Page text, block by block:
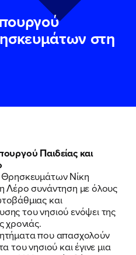
στη
Παιδείας και
Νίκη
Λέρο συνάντηση με όλους
και
του νησιού ενόψει της
χρονιάς.
που απασχολούν
του νησιού και έγινε μια
τους τους
Όρους
τόπου του
της Βουλευτού
τους τους
Όρους
τόπου του
της Βουλευτού